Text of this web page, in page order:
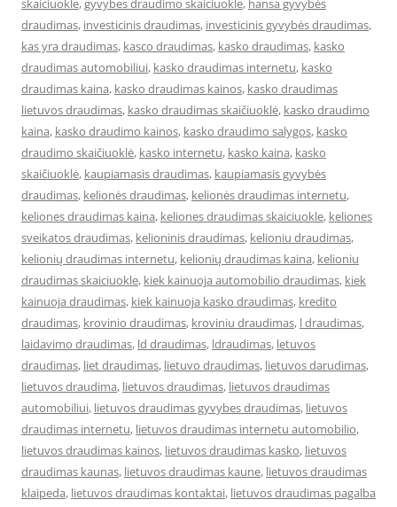
skaiciuokle,gyvybes draudimo skaiciuokle, hansa gyvybės
draudimas, investicinis draudimas, investicinis gyvybės draudimas,
kas yra draudimas, kasco draudimas, kasko draudimas, kasko
draudimas automobiliui, kasko draudimas internetu, kasko
draudimas kaina, kasko draudimas kainos, kasko draudimas
lietuvos draudimas, kasko draudimas skaičiuoklė, kasko draudimo
kaina, kasko draudimo kainos, kasko draudimo salygos, kasko
draudimo skaičiuoklė, kasko internetu, kasko kaina, kasko
skaičiuoklė, kaupiamasis draudimas, kaupiamasis gyvybės
draudimas, kelionės draudimas, kelionės draudimas internetu,
keliones draudimas kaina, keliones draudimas skaiciuokle, keliones
sveikatos draudimas, kelioninis draudimas, kelioniu draudimas,
kelionių draudimas internetu, kelionių draudimas kaina, kelioniu
draudimas skaiciuokle, kiek kainuoja automobilio draudimas, kiek
kainuoja draudimas, kiek kainuoja kasko draudimas, kredito
draudimas, krovinio draudimas, kroviniu draudimas, l draudimas,
laidavimo draudimas, ld draudimas, ldraudimas, letuvos
draudimas, liet draudimas, lietuvo draudimas, lietuvos darudimas,
lietuvos draudima, lietuvos draudimas, lietuvos draudimas
automobiliui, lietuvos draudimas gyvybes draudimas, lietuvos
draudimas internetu, lietuvos draudimas internetu automobilio,
lietuvos draudimas kainos, lietuvos draudimas kasko, lietuvos
draudimas kaunas, lietuvos draudimas kaune, lietuvos draudimas
klaipeda, lietuvos draudimas kontaktai, lietuvos draudimas pagalba